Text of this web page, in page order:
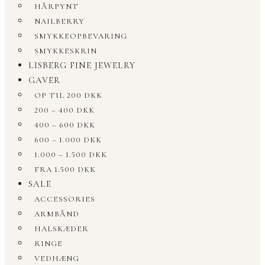
HÅRPYNT
NAILBERRY
SMYKKEOPBEVARING
SMYKKESKRIN
LISBERG FINE JEWELRY
GAVER
OP TIL 200 DKK
200 – 400 DKK
400 – 600 DKK
600 – 1.000 DKK
1.000 – 1.500 DKK
FRA 1.500 DKK
SALE
ACCESSORIES
ARMBÅND
HALSKÆDER
RINGE
VEDHÆNG